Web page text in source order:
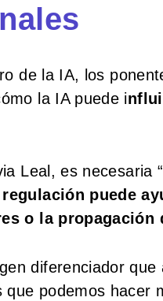
de la IA, los
la IA puede i
Leal, es necesaria “
puede
o la propagación
diferenciador
que podemos hacer